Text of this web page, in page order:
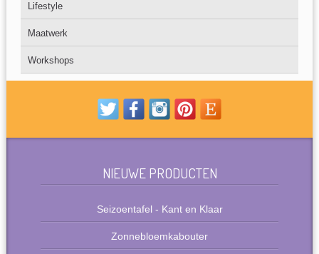
Lifestyle
Maatwerk
Workshops
NIEUWE PRODUCTEN
Seizoentafel - Kant en Klaar
Zonnebloemkabouter